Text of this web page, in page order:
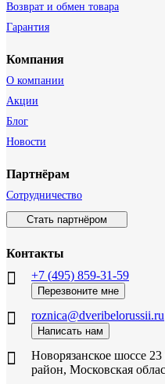
Возврат и обмен товара
Гарантия
Компания
О компании
Акции
Блог
Новости
Партнёрам
Сотрудничество
Стать партнёром
Контакты
+7 (495) 859-31-59
Перезвоните мне
roznica@dveribelorussii.ru
Написать нам
Новорязанское шоссе
район, Московская